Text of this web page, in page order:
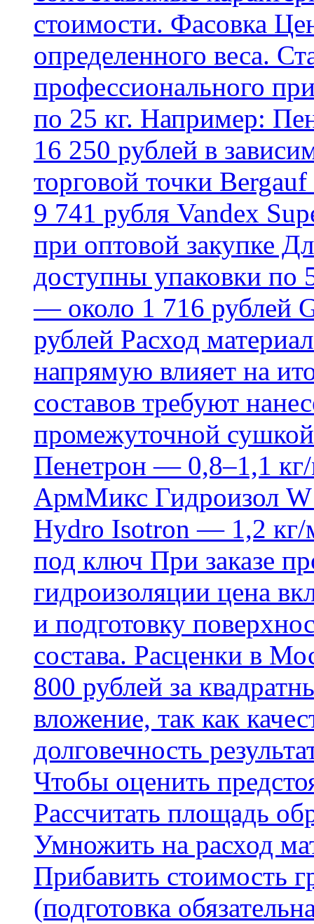
стоимости. Фасовка
определенного веса.
профессионального
по 25 кг. Например:
16 250 рублей в
торговой точки
9 741 рубля Vandex
при оптовой закупке
доступны упаковки по
— около 1 716 рублей
рублей Расход
напрямую влияет на
составов требуют
промежуточной
Пенетрон — 0,8–1,1 кг/
АрмМикс Гидроизол
Hydro Isotron — 1,2 кг/
под ключ При заказе
гидроизоляции цена
и подготовку
состава. Расценки в
800 рублей за
вложение, так как
долговечность
Чтобы оценить
Рассчитать площадь
Умножить на расход
Прибавить стоимость
(подготовка